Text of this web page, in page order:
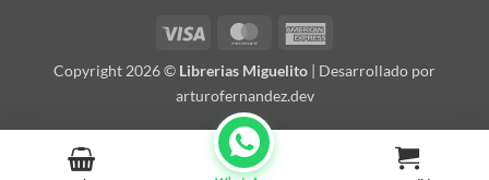
Visa MasterCard
Copyright 2026 © Librerias Miguelito | Desarrollado por
arturofernandez.dev